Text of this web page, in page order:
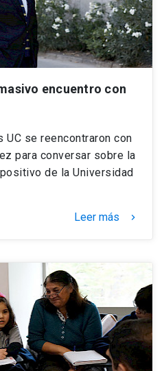
encuentro con
UC se reencontraron con
para conversar sobre la
de la Universidad
Leer más keyboard_arrow_right